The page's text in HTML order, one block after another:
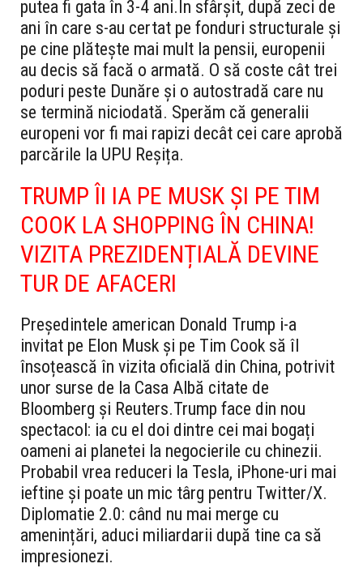
putea fi gata în 3-4 ani. În sfârșit, după zeci de
ani în care s-au certat pe fonduri structurale și
pe cine plătește mai mult la pensii, europenii
au decis să facă o armată. O să coste cât trei
poduri peste Dunăre și o autostradă care nu
se termină niciodată. Sperăm că generalii
europeni vor fi mai rapizi decât cei care aprobă
parcările la UPU Reșița.
TRUMP ÎI IA PE MUSK ȘI PE TIM
COOK LA SHOPPING ÎN CHINA!
VIZITA PREZIDENȚIALĂ DEVINE
TUR DE AFACERI
Președintele american Donald Trump i-a
invitat pe Elon Musk și pe Tim Cook să îl
însoțească în vizita oficială din China, potrivit
unor surse de la Casa Albă citate de
Bloomberg și Reuters.Trump face din nou
spectacol: ia cu el doi dintre cei mai bogați
oameni ai planetei la negocierile cu chinezii.
Probabil vrea reduceri la Tesla, iPhone-uri mai
ieftine și poate un mic târg pentru Twitter/X.
Diplomatie 2.0: când nu mai merge cu
amenințări, aduci miliardarii după tine ca să
impresionezi.